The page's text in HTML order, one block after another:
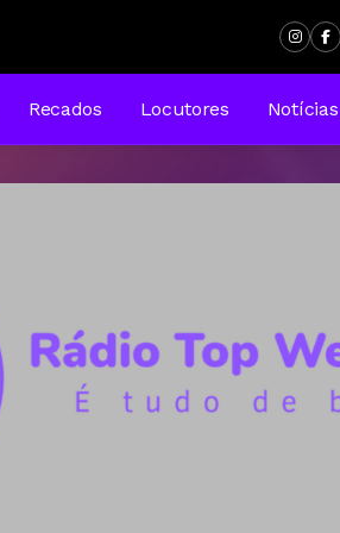
Recados Locutores Notícias